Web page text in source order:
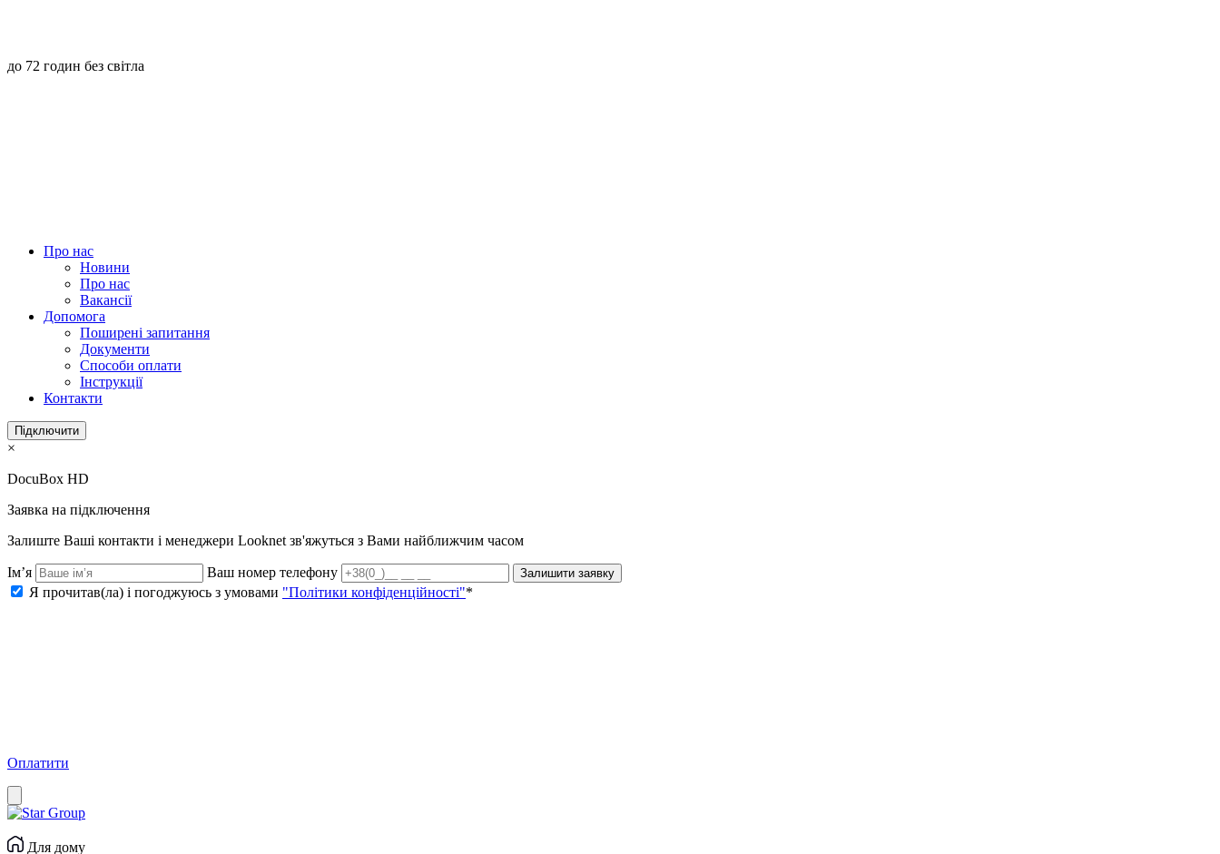
до 72 годин без світла
Про нас
Новини
Про нас
Вакансії
Допомога
Поширені запитання
Документи
Способи оплати
Інструкції
Контакти
Підключити
×
DocuBox HD
Заявка на підключення
Залиште Ваші контакти і менеджери Looknet зв'яжуться з Вами найближчим часом
Ім’я Ваш номер телефону Залишити заявку
Я прочитав(ла) і погоджуюсь з умовами "Політики конфіденційності"*
Оплатити
Для дому